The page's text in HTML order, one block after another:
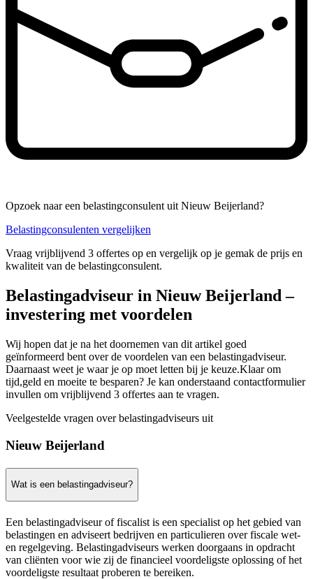
Opzoek naar een belastingconsulent uit Nieuw Beijerland?
Belastingconsulenten vergelijken
Vraag vrijblijvend 3 offertes op en vergelijk op je gemak de prijs en
kwaliteit van de belastingconsulent.
Belastingadviseur in Nieuw Beijerland –
investering met voordelen
Wij hopen dat je na het doornemen van dit artikel goed
geïnformeerd bent over de voordelen van een belastingadviseur.
Daarnaast weet je waar je op moet letten bij je keuze.Klaar om
tijd,geld en moeite te besparen? Je kan onderstaand contactformulier
invullen om vrijblijvend 3 offertes aan te vragen.
Veelgestelde vragen over belastingadviseurs uit
Nieuw Beijerland
Wat is een belastingadviseur?
Een belastingadviseur of fiscalist is een specialist op het gebied van
belastingen en adviseert bedrijven en particulieren over fiscale wet-
en regelgeving. Belastingadviseurs werken doorgaans in opdracht
van cliënten voor wie zij de financieel voordeligste oplossing of het
voordeligste resultaat proberen te bereiken.